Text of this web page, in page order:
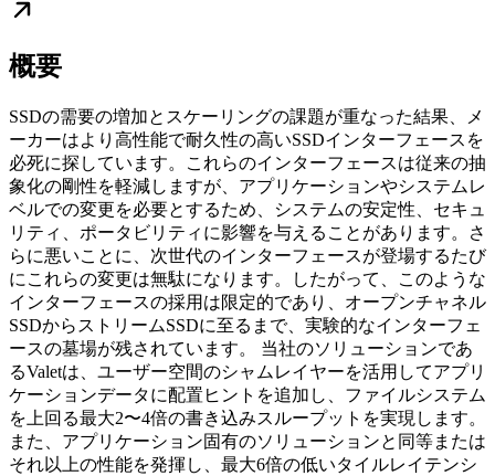
概要
SSDの需要の増加とスケーリングの課題が重なった結果、メ
ーカーはより高性能で耐久性の高いSSDインターフェースを
必死に探しています。これらのインターフェースは従来の抽
象化の剛性を軽減しますが、アプリケーションやシステムレ
ベルでの変更を必要とするため、システムの安定性、セキュ
リティ、ポータビリティに影響を与えることがあります。さ
らに悪いことに、次世代のインターフェースが登場するたび
にこれらの変更は無駄になります。したがって、このような
インターフェースの採用は限定的であり、オープンチャネル
SSDからストリームSSDに至るまで、実験的なインターフェ
ースの墓場が残されています。 当社のソリューションであ
るValetは、ユーザー空間のシャムレイヤーを活用してアプリ
ケーションデータに配置ヒントを追加し、ファイルシステム
を上回る最大2〜4倍の書き込みスループットを実現します。
また、アプリケーション固有のソリューションと同等または
それ以上の性能を発揮し、最大6倍の低いタイルレイテンシ